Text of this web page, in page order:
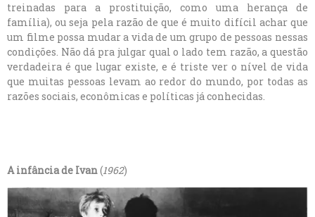
treinadas para a prostituição, como uma herança de
família), ou seja pela razão de que é muito difícil achar que
um filme possa mudar a vida de um grupo de pessoas nessas
condições. Não dá pra julgar qual o lado tem razão, a questão
verdadeira é que lugar existe, e é triste ver o nível de vida
que muitas pessoas levam ao redor do mundo, por todas as
razões sociais, econômicas e políticas já conhecidas.
A infância de Ivan(1962)